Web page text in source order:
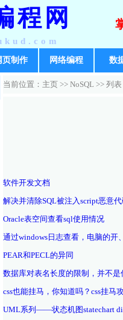
程网
页制作 网络编程 数
当前位置：主页 >> NoSQL >> 列表
软件开发文档
解决并清除SQL被注入script恶意
Oracle表空间查看sql使用情况
通过windows日志查看，电脑的开
PEAR和PECL的异同
数据库对表名长度的限制，并不
css也能挂马，你知道吗？css挂马
UML系列——状态机图statechart